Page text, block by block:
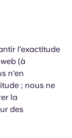
l'exactitude
(à
n'en
; nous ne
la
des